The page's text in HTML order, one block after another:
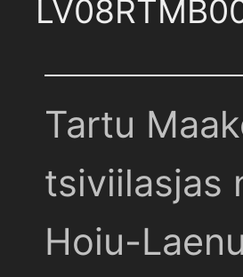
Tartu
tsiviilasjas
Hoiu-